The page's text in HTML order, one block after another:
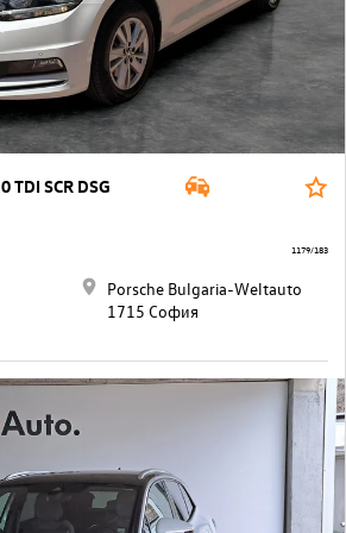
TDI SCR DSG
Porsche Bulgaria-Weltauto
1715 София
1179/183